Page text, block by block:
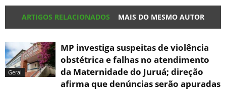
ARTIGOS RELACIONADOS MAIS DO MESMO AUTOR
Geral
MP investiga suspeitas de violência
obstétrica e falhas no atendimento
da Maternidade do Juruá; direção
afirma que denúncias serão apuradas